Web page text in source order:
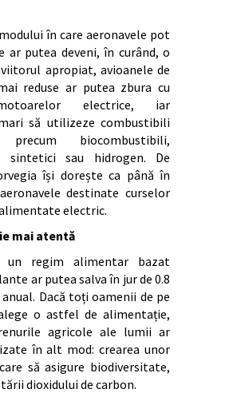
în care aeronavele pot
ar putea deveni, în curând, o
apropiat, avioanele de
reduse ar putea zbura cu
electrice, iar
să utilizeze combustibili
precum biocombustibili,
sintetici sau hidrogen. De
își dorește ca până în
destinate curselor
electric.
mai atentă
un regim alimentar bazat
ar putea salva în jur de 0.8
Dacă toți oamenii de pe
o astfel de alimentație,
agricole ale lumii ar
în alt mod: crearea unor
să asigure biodiversitate,
dioxidului de carbon.